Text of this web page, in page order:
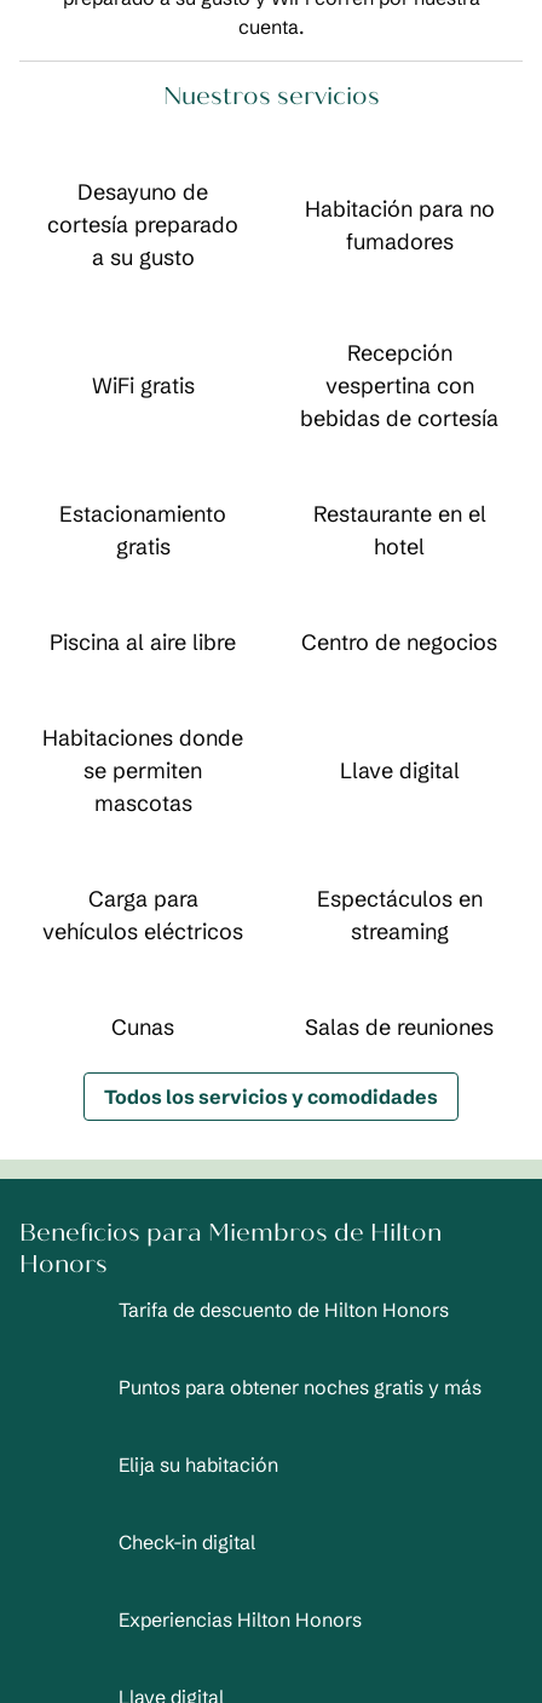
cuenta.
Nuestros servicios
Desayuno de
cortesía preparado
a su gusto
Habitación para no
fumadores
WiFi gratis
Recepción
vespertina con
bebidas de cortesía
Estacionamiento
gratis
Restaurante en el
hotel
Piscina al aire libre Centro de negocios
Habitaciones donde
se permiten
mascotas
Llave digital
Carga para
vehículos eléctricos
Espectáculos en
streaming
Cunas Salas de reuniones
Todos los servicios y comodidades
Beneficios para Miembros de Hilton
Honors
Tarifa de descuento de Hilton Honors
Puntos para obtener noches gratis y más
Elija su habitación
Check-in digital
Experiencias Hilton Honors
Llave digital